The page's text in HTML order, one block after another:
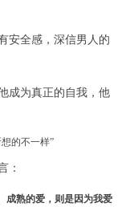
安全感，深信男人的
成为真正的自我，他
：
成熟的爱，则是因为我爱